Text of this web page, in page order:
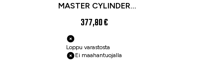
MASTER CYLINDER
KTM250/300XC/XC-W '14-24
377,80 €
Loppu varastosta
Ei maahantuojalla